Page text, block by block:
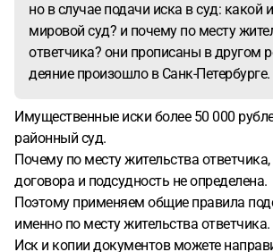
но в случае подачи иска в суд: какой
мировой суд? и почему по месту
ответчика? они прописаны в другом
деяние произошло в Санк-Петербурге.
Имущественные иски более 50 000
районный суд.
Почему по месту жительства
договора и подсудность не определена.
Поэтому применяем общие правила
именно по месту жительства ответчика.
Иск и копии документов можете